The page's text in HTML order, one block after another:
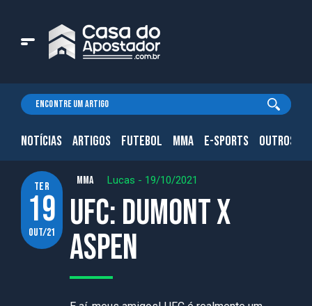
NOTÍCIAS ARTIGOS FUTEBOL MMA E-SPORTS OUTROS.
ter
19
out/21
MMA Lucas - 19/10/2021
UFC: Dumont x
Aspen